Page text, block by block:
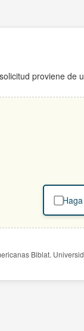
proviene de
Biblat.